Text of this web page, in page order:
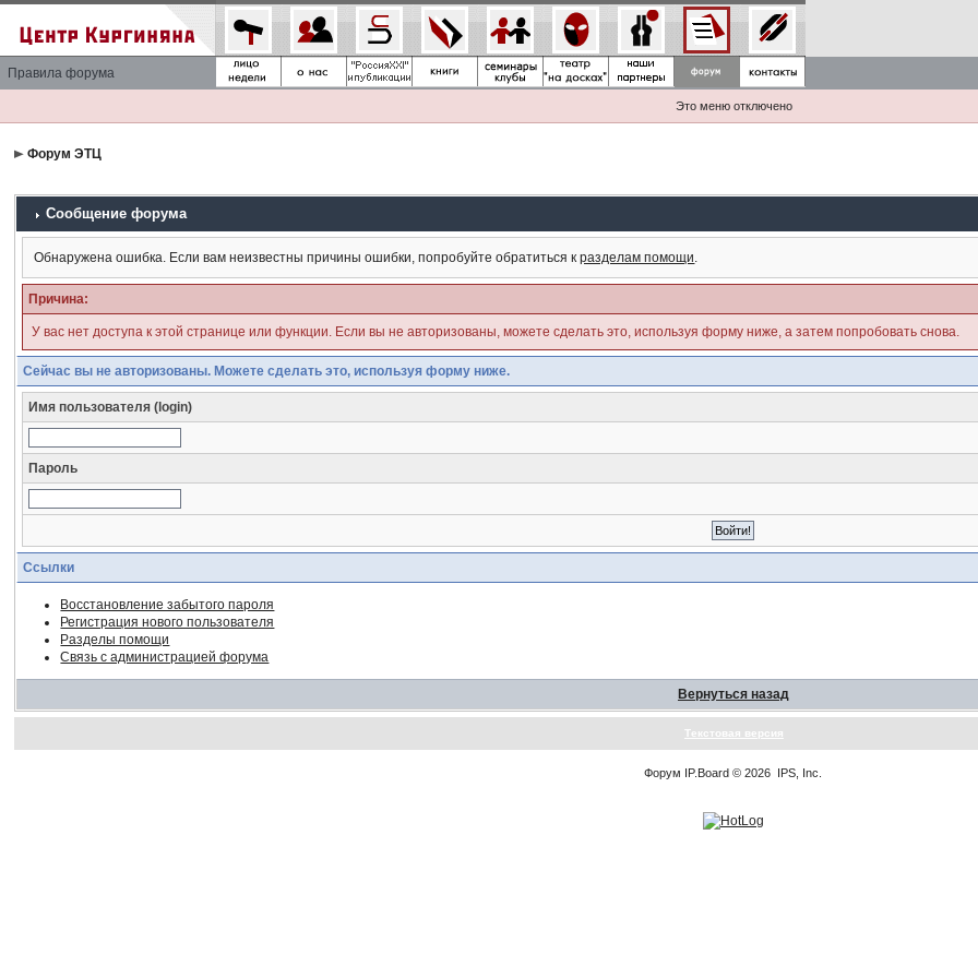
Правила форума
Это меню отключено
Форум ЭТЦ
Сообщение форума
Обнаружена ошибка. Если вам неизвестны причины ошибки, попробуйте обратиться кразделам помощи.
Причина:
У вас нет доступа к этой странице или функции. Если вы не авторизованы, можете сделать это, используя форму ниже, а затем попробовать снова.
Сейчас вы не авторизованы. Можете сделать это, используя форму ниже.
Имя пользователя (login)
Пароль
Ссылки
Восстановление забытого пароля
Регистрация нового пользователя
Разделы помощи
Связь с администрацией форума
Вернуться назад
Текстовая версия
Форум IP.Board © 2026 IPS, Inc